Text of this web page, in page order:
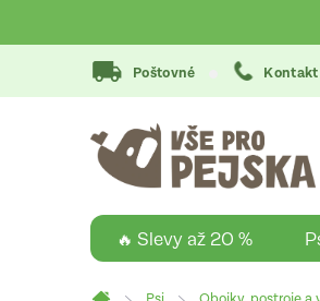
na
Poštovné Kontakt
🔥 Slevy až 20 %